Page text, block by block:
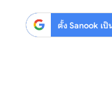
ตั้ง Sanook เป็